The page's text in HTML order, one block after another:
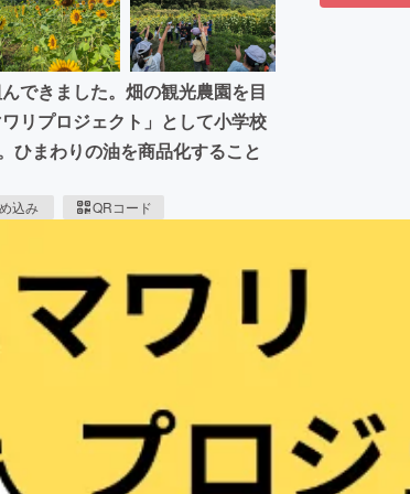
できました。畑の観光農園を目
リプロジェクト」として小学校
ひまわりの油を商品化すること
込み QRコード